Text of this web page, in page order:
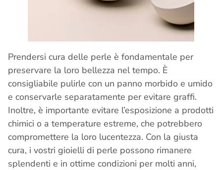
Prendersi cura delle perle è fondamentale per
preservare la loro bellezza nel tempo. È
consigliabile pulirle con un panno morbido e umido
e conservarle separatamente per evitare graffi.
Inoltre, è importante evitare l’esposizione a prodotti
chimici o a temperature estreme, che potrebbero
compromettere la loro lucentezza. Con la giusta
cura, i vostri gioielli di perle possono rimanere
splendenti e in ottime condizioni per molti anni,